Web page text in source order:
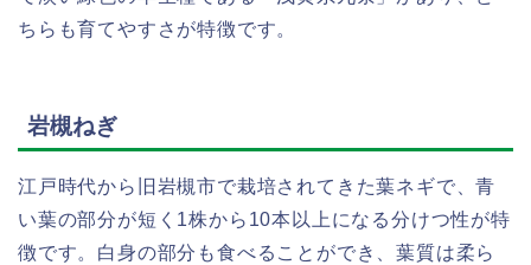
ちらも育てやすさが特徴です。
岩槻ねぎ
江戸時代から旧岩槻市で栽培されてきた葉ネギで、青
い葉の部分が短く1株から10本以上になる分けつ性が特
徴です。白身の部分も食べることができ、葉質は柔ら